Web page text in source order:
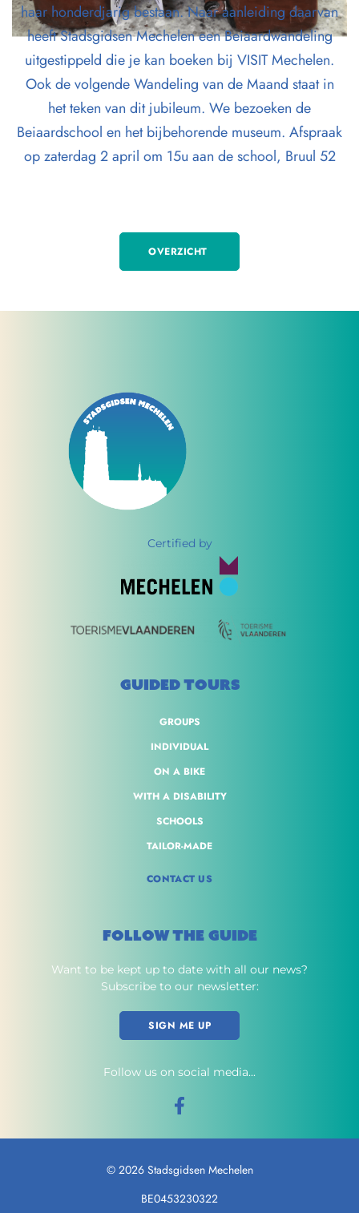
haar honderdjarig bestaan. Naar aanleiding daarvan
heeft Stadsgidsen Mechelen een Beiaardwandeling
uitgestippeld die je kan boeken bij VISIT Mechelen.
Ook de volgende Wandeling van de Maand staat in
het teken van dit jubileum. We bezoeken de
Beiaardschool en het bijbehorende museum. Afspraak
op zaterdag 2 april om 15u aan de school, Bruul 52
OVERZICHT
Certified by
GUIDED TOURS
GROUPS
INDIVIDUAL
ON A BIKE
WITH A DISABILITY
SCHOOLS
TAILOR-MADE
CONTACT US
FOLLOW THE GUIDE
Want to be kept up to date with all our news?
Subscribe to our newsletter:
SIGN ME UP
Follow us on social media...
© 2026 Stadsgidsen Mechelen
BE0453230322